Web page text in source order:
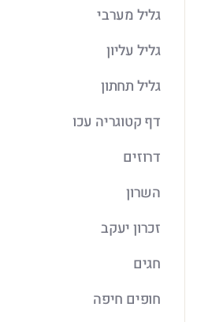
גליל מערבי
גליל עליון
גליל תחתון
דף קטוגריה עכו
דרוזים
השרון
זכרון יעקב
חגים
חופים חיפה